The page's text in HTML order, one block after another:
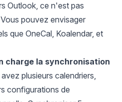
Outlook , ce n'est pas
pouvez envisager
que OneCal, Koalendar, et
charge la synchronisation
plusieurs calendriers,
configurations de